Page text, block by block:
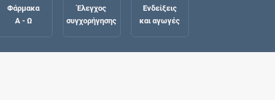
Φάρμακα
Α - Ω
Έλεγχος
συγχορήγησης
Ενδείξεις
και αγωγές